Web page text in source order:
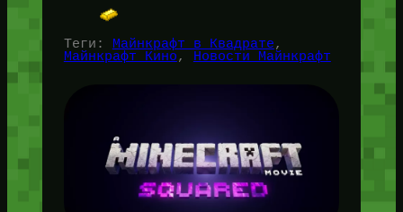
Теги: Майнкрафт в Квадрате
Майнкрафт Кино, Новости Майнкрафт